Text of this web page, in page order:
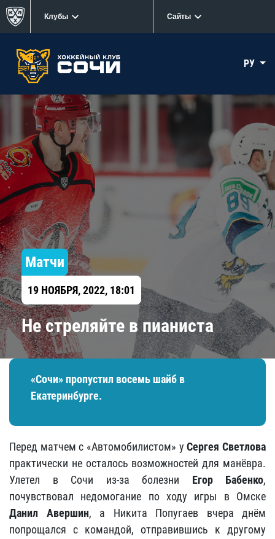
Клубы Сайты
РУ
Матчи
19 НОЯБРЯ, 2022, 18:01
Не стреляйте в пианиста
«Сочи» пропустил восемь шайб в
Екатеринбурге.
Перед матчем с «Автомобилистом» уСергея Светлова
практически не осталось возможностей для манёвра.
Улетел в Сочи из-за болезни Егор Бабенко,
почувствовал недомогание по ходу игры в Омске
Данил Авершин, а Никита Попугаев вчера днём
попрощался с командой, отправившись к другому